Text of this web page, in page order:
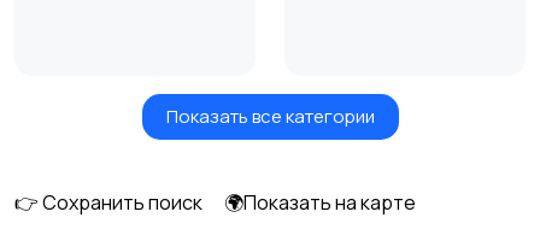
Бытовые услуги и
Высший менеджмент
Показать все категории
👉 Сохранить поиск
🌍Показать на карте